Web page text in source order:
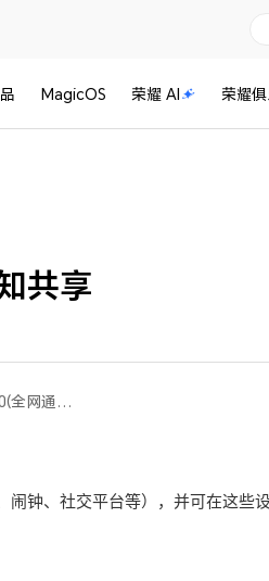
MagicOS 荣耀 AI 荣耀
共享
荣耀100(All)，荣耀Magic V3(All)，荣耀200 Pro(All)，荣耀50(全网通版 8gb+256gb、全网通版 12gb+256gb、全网通版 8gb+128gb、移动版 8gb+256gb)，荣耀60 Pro(All)，荣耀70(All)，荣耀90 Pro(All)，荣耀X60 Pro(All)，荣耀 Magic3(All)，荣耀Magic Vs3(All)，荣耀Magic6 至臻版(All)，荣耀60(All)，荣耀Magic V3 双卫星版(All)，荣耀Magic V Flip(All)，荣耀80 Pro(All)，荣耀200(All)，荣耀Magic5 至臻版(All)，荣耀Magic4 Pro(All)，荣耀Magic5(全网通版 8gb+256gb、全网通版 12gb+256gb、全网通版 16gb+512gb、全网通版 16gb+256gb)，荣耀90(All)，荣耀80 Pro 直屏版(全网通版 12gb+256gb)，荣耀80 GT(All)，荣耀 Magic3 至臻版(All)，荣耀Magic6 RSR 保时捷设计(All)，荣耀Magic4 至臻版(All)，荣耀80(All)，荣耀90 GT(All)，荣耀Magic4(All)，荣耀Magic6(All)，荣耀70 Pro+(All)，荣耀 Magic3 Pro(All)，荣耀Magic6 Pro(All)，荣耀70 Pro(All)，荣耀50 Pro(全网通版 8gb+256gb、全网通版 12gb+256gb、移动版 8gb+256gb)，荣耀Magic5 Pro(All)，荣耀Magic V Flip 高定款(All)，荣耀100 Pro(All)
钟、社交平台等），并可在这些